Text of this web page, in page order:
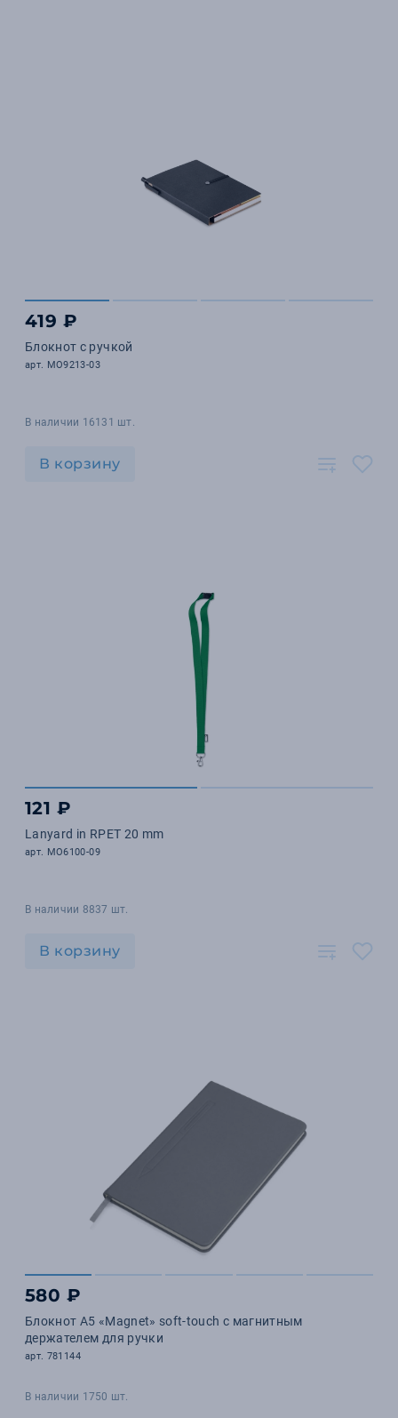
419 ₽
Блокнот с ручкой
арт. MO9213-03
В наличии 16131 шт.
В корзину
121 ₽
Lanyard in RPET 20 mm
арт. MO6100-09
В наличии 8837 шт.
В корзину
580 ₽
Блокнот А5 «Magnet» soft-touch с магнитным
держателем для ручки
арт. 781144
В наличии 1750 шт.